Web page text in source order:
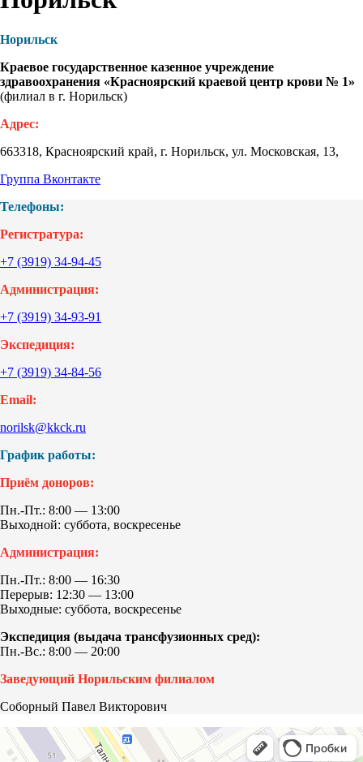
Норильск
Краевое государственное казенное учреждение
здравоохранения «Красноярский краевой центр крови № 1»
(филиал в г. Норильск)
Адрес:
663318, Красноярский край, г. Норильск, ул. Московская, 13,
Группа Вконтакте
Телефоны:
Регистратура:
+7 (3919) 34-94-45
Администрация:
+7 (3919) 34-93-91
Экспедиция:
+7 (3919) 34-84-56
Email:
norilsk@kkck.ru
График работы:
Приём доноров:
Пн.-Пт.: 8:00 — 13:00
Выходной: суббота, воскресенье
Администрация:
Пн.-Пт.: 8:00 — 16:30
Перерыв: 12:30 — 13:00
Выходные: суббота, воскресенье
Экспедиция (выдача трансфузионных сред):
Пн.-Вс.: 8:00 — 20:00
Заведующий Норильским филиалом
Соборный Павел Викторович